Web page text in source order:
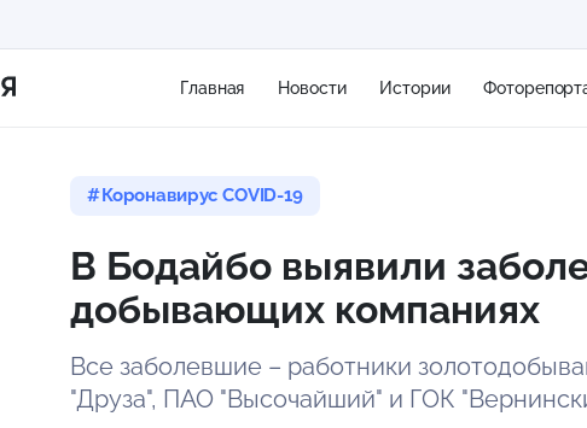
Главная Новости Истории
Коронавирус COVID-19
В Бодайбо выявили
добывающих компаниях
Все заболевшие – работники
"Друза", ПАО "Высочайший" и ГОК